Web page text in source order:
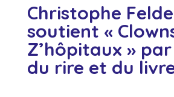
Christophe
soutient «
Z’hôpitaux »
du rire et du